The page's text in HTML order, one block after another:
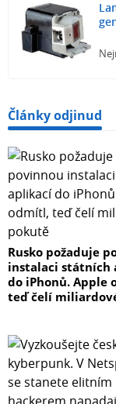
Články odjinud
Rusko požaduje
instalaci státních
do iPhonů. Apple
teď čelí